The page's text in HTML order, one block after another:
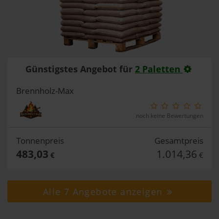
Günstigstes Angebot für 2 Paletten
Brennholz-Max
noch keine Bewertungen
Tonnenpreis
483,03 €
Gesamtpreis
1.014,36 €
Alle 7 Angebote anzeigen